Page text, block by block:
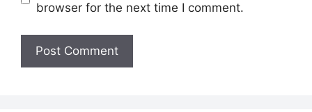
browser for the next time I comment.